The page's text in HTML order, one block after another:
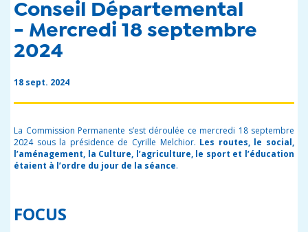
Conseil Départemental
- Mercredi 18 septembre
2024
18 sept. 2024
La Commission Permanente s’est déroulée ce mercredi 18 septembre
2024 sous la présidence de Cyrille Melchior. Les routes, le social,
l’aménagement, la Culture, l’agriculture, le sport et l’éducation
étaient à l’ordre du jour de la séance.
FOCUS